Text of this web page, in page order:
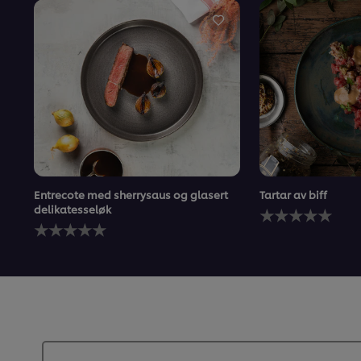
Entrecote med sherrysaus og glasert
delikatesseløk
Ingen
vurderinger
for
Tartar av biff
Ingen
vurderinger
denne